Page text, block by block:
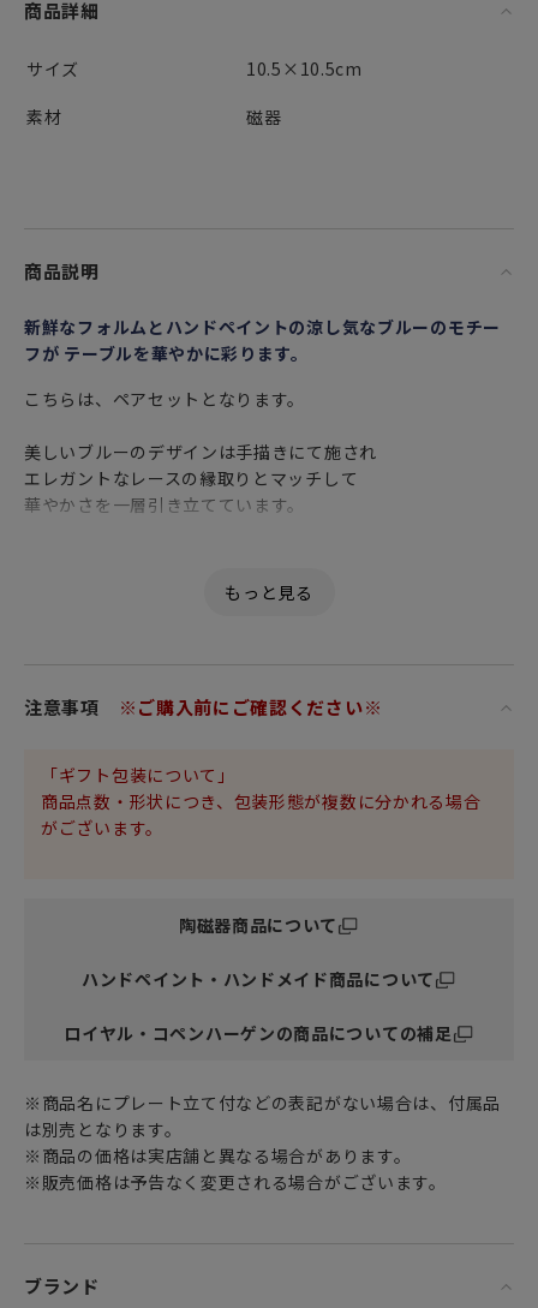
商品詳細
サイズ
10.5×10.5cm
素材
磁器
商品説明
新鮮なフォルムとハンドペイントの涼し気なブルーのモチー
フが テーブルを華やかに彩ります。
こちらは、ペアセットとなります。
美しいブルーのデザインは手描きにて施され
エレガントなレースの縁取りとマッチして
華やかさを一層引き立てています。
小ぶりな分、収納スペースも取らず、お手軽に揃えられるこ
カラフルなマカロンやクッキーなどのお菓子やおやつを入れ
コーヒーや紅茶に使う砂糖やミルクを置くトレイとしても。
他にも、箸置きやカトラリーレストにする使い方もありま
す。
テーブルコーディネートの強い味方です。
ひときわラグジュアリーなひとときを演出してくれるでしょ
個性豊かで魅力あふれるロイヤルコペンハーゲンのテーブル
ウェアコレクション。
お気に入りの食器で優雅なティータイムをぜひお過ごしくだ
さい。
ご結婚の引出物や特別な記念日の心を込めた上品な贈り物
注意事項 ※ご購入前にご確認ください※
「ギフト包装について」
商品点数・形状につき、包装形態が複数に分かれる場合
がございます。
陶磁器商品について
ハンドペイント・ハンドメイド商品について
ロイヤル・コペンハーゲンの商品についての補足
※商品名にプレート立て付などの表記がない場合は、付属品
は別売となります。
※商品の価格は実店舗と異なる場合があります。
※販売価格は予告なく変更される場合がございます。
ブランド